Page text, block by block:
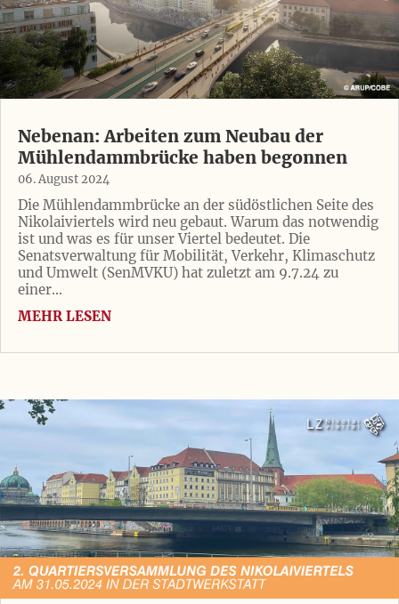
Nebenan: Arbeiten zum Neubau der
Mühlendammbrücke haben begonnen
06. August 2024
Die Mühlendammbrücke an der südöstlichen Seite des
Nikolaiviertels wird neu gebaut. Warum das notwendig
ist und was es für unser Viertel bedeutet. Die
Senatsverwaltung für Mobilität, Verkehr, Klimaschutz
und Umwelt (SenMVKU) hat zuletzt am 9.7.24 zu
einer...
MEHR LESEN